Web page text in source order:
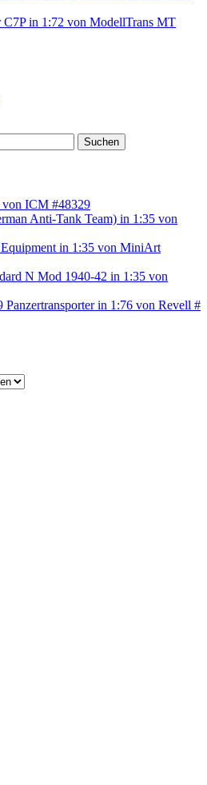
in 1:72 von ModellTrans MT
Suchen
von ICM #48329
Anti-Tank Team) in 1:35 von
in 1:35 von MiniArt
N Mod 1940-42 in 1:35 von
in 1:76 von Revell #